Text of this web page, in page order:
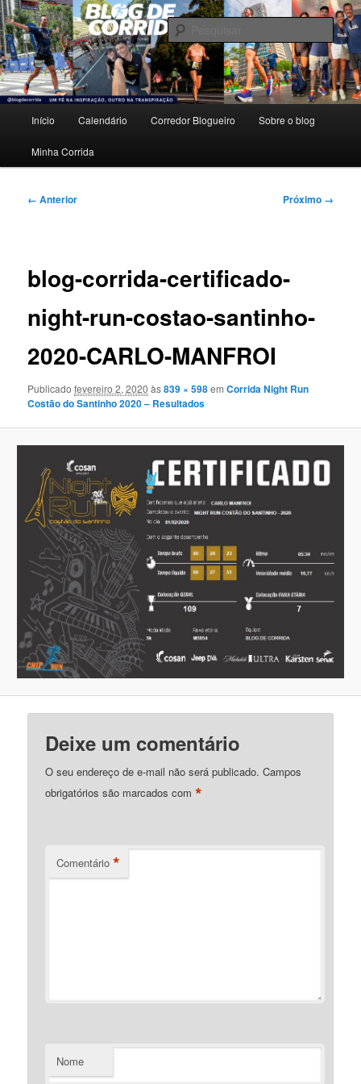
Pular
para
o
conteúdo
principalBlog de Corrida
Um pé na inspiração, outro na transpiração.
principal
Início Calendário Corredor Blogueiro Sobre o blog
Minha Corrida
Navegação
← Anterior Próximo →
blog-corrida-certificado-
night-run-costao-santinho-
2020-CARLO-MANFROI
Publicadofevereiro 2, 2020 às839 × 598emCorrida Night Run
Costão do Santinho 2020 – Resultados
Deixe um comentário
O seu endereço de e-mail não será publicado. Campos
obrigatórios são marcados com*
Comentário *
Nome